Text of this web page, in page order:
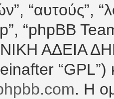
“αυτούς”,
“phpBB
ΑΔΕΙΑ
“GPL”)
. Η